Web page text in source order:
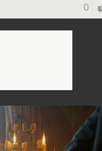
0